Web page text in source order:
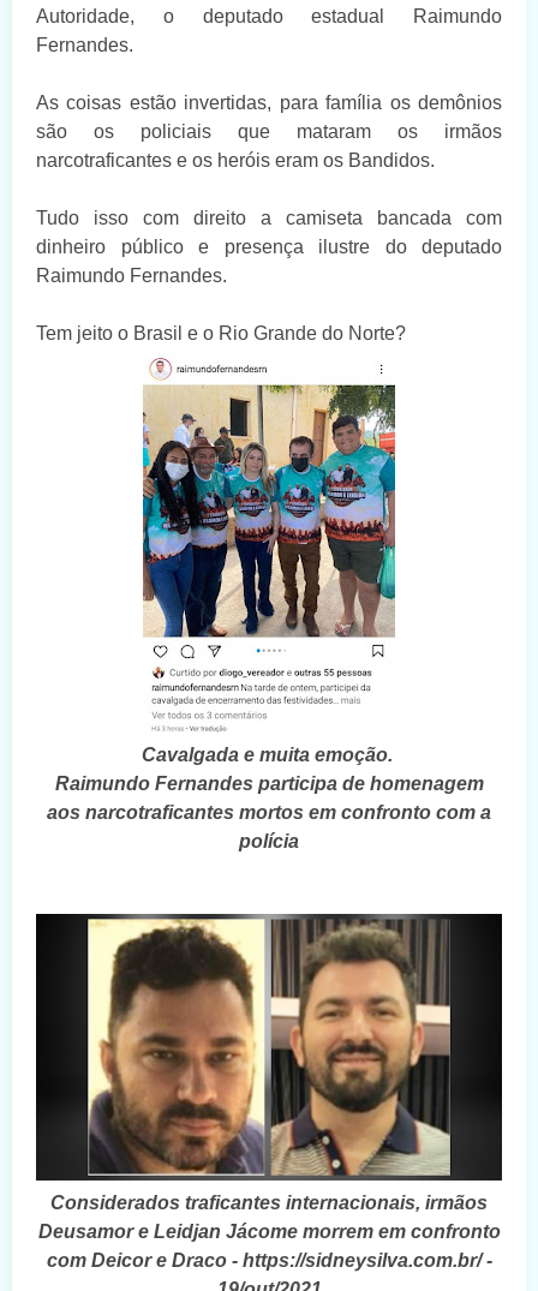
Autoridade, o deputado estadual Raimundo
Fernandes.
As coisas estão invertidas, para família os demônios
são os policiais que mataram os irmãos
narcotraficantes e os heróis eram os Bandidos.
Tudo isso com direito a camiseta bancada com
dinheiro público e presença ilustre do deputado
Raimundo Fernandes.
Tem jeito o Brasil e o Rio Grande do Norte?
Cavalgada e muita emoção.
Raimundo Fernandes participa de homenagem
aos narcotraficantes mortos em confronto com a
polícia
Considerados traficantes internacionais, irmãos
Deusamor e Leidjan Jácome morrem em confronto
com Deicor e Draco - https://sidneysilva.com.br/ -